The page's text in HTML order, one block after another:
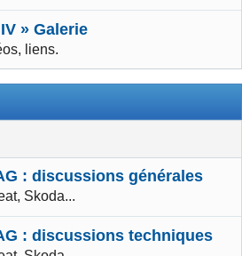
» Galerie
liens.
: discussions générales
Skoda...
: discussions techniques